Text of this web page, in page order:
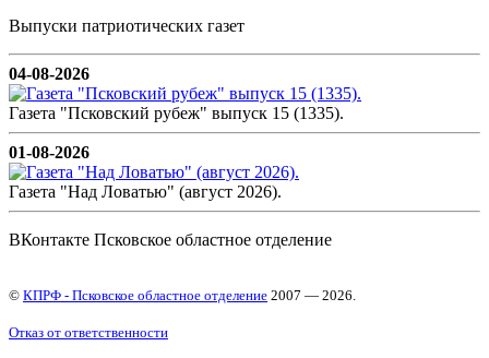
Выпуски патриотических газет
04-08-2026
Газета "Псковский рубеж" выпуск 15 (1335).
01-08-2026
Газета "Над Ловатью" (август 2026).
ВКонтакте Псковское областное отделение
© КПРФ - Псковское областное отделение 2007 — 2026.
Отказ от ответственности